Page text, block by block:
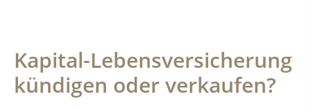
Kapital-Lebensversicherung
kündigen oder verkaufen?